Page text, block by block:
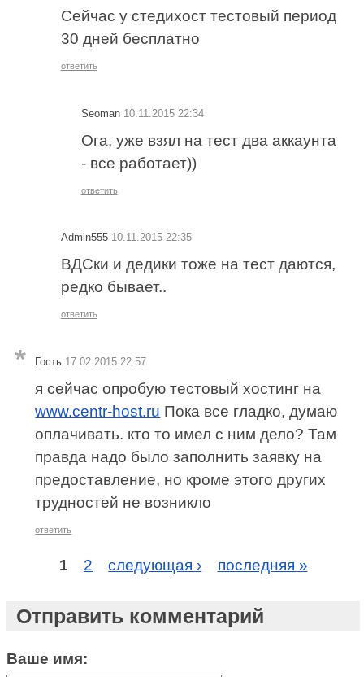
Сейчас у стедихост тестовый период
30 дней бесплатно
ответить
Seoman 10.11.2015 22:34
Ога, уже взял на тест два аккаунта
- все работает))
ответить
Admin555 10.11.2015 22:35
ВДСки и дедики тоже на тест даются,
редко бывает..
ответить
Гость 17.02.2015 22:57
я сейчас опробую тестовый хостинг на
www.centr-host.ru Пока все гладко, думаю
оплачивать. кто то имел с ним дело? Там
правда надо было заполнить заявку на
предоставление, но кроме этого других
трудностей не возникло
ответить
1 2 следующая › последняя »
Отправить комментарий
Ваше имя: